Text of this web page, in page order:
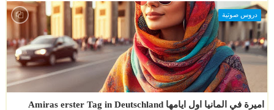
دروس صوتية
اميرة في المانيا اول ايامها Amiras erster Tag in Deutschland